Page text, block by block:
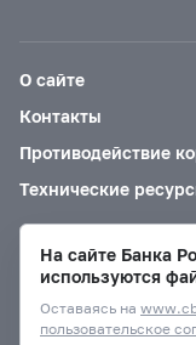
О сайте
Контакты
Противодействие
Технические
Версия для
На сайте Банка
используются
Оставаясь на
пользовательское